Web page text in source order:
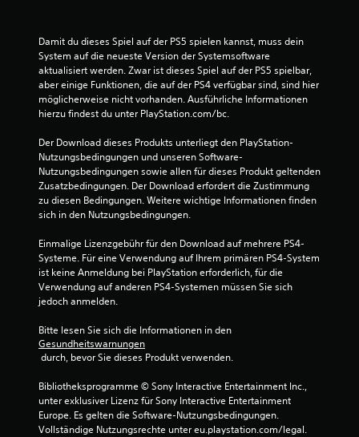
Damit du dieses Spiel auf der PS5 spielen kannst, muss dein
System auf die neueste Version der Systemsoftware
aktualisiert werden. Zwar ist dieses Spiel auf der PS5 spielbar,
aber einige Funktionen, die auf der PS4 verfügbar sind, sind hier
möglicherweise nicht vorhanden. Ausführliche Informationen
hierzu findest du unter PlayStation.com/bc.
Der Download dieses Produkts unterliegt den PlayStation-
Nutzungsbedingungen und unseren Software-
Nutzungsbedingungen sowie allen für dieses Produkt geltenden
Zusatzbedingungen. Der Download erfordert die Zustimmung
zu diesen Bedingungen. Weitere wichtige Informationen finden
sich in den Nutzungsbedingungen.
Einmalige Lizenzgebühr für den Download auf mehrere PS4-
Systeme. Für eine Verwendung auf Ihrem primären PS4-System
ist keine Anmeldung bei PlayStation erforderlich, für die
Verwendung auf anderen PS4-Systemen müssen Sie sich
jedoch anmelden.
Bitte lesen Sie sich die Informationen in den
Gesundheitswarnungen
durch, bevor Sie dieses Produkt verwenden.
Bibliotheksprogramme © Sony Interactive Entertainment Inc.,
unter exklusiver Lizenz für Sony Interactive Entertainment
Europe. Es gelten die Software-Nutzungsbedingungen.
Vollständige Nutzungsrechte unter eu.playstation.com/legal.